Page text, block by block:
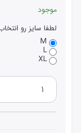
موجود
لطفا سایز رو
M
L
XL